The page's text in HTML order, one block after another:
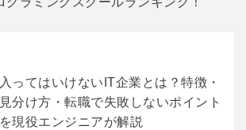
入ってはいけないIT企業とは？特徴・
見分け方・転職で失敗しないポイント
を現役エンジニアが解説